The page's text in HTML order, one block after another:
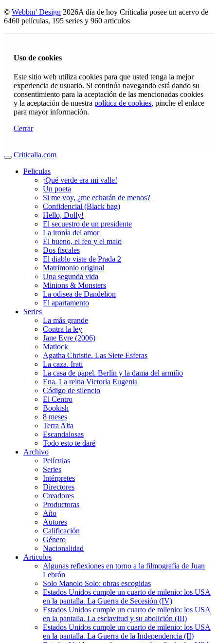
© Webbin' Design 2026A día de hoy Criticalia posee un acervo de
6460 películas, 195 series y 960 articulos
Uso de cookies
Este sitio web utiliza cookies para que usted tenga la mejor
experiencia de usuario. Si continúa navegando está dando su
consentimiento para la aceptación de las mencionadas cookies
y la aceptación de nuestra política de cookies, pinche el enlace
para mayor información.
Cerrar
Criticalia.com
Peliculas
¡Qué verde era mi valle!
Un poeta
Si me voy, ¿me echarán de menos?
Confidencial (Black bag)
Hello, Dolly!
El secuestro de un presidente
La ironía del amor
El bueno, el feo y el malo
Dos fiscales
El diablo viste de Prada 2
Matrimonio original
Una segunda vida
Minions & Monsters
La odisea de Dandelion
El apartamento
Series
La más grande
Contra la ley
Jane Eyre (2006)
Matlock
Agatha Christie. Las Siete Esferas
La caza. Irati
La casa de papel. Berlín y la dama del armiño
Ena. La reina Victoria Eugenia
Código de silencio
El Centro
Bookish
8 meses
Terra Alta
Escandalosas
Todo esto te daré
Archivo
Películas
Series
Intérpretes
Directores
Creadores
Productoras
Año
Autores
Calificación
Género
Nacionalidad
Articulos
Algunas reflexiones en torno a la filmografía de Juan
Lebrón
Solo Manolo Solo: obras escogidas
Estados Unidos cumple un cuarto de milenio: los USA
en la pantalla. La Guerra de Secesión (IV)
Estados Unidos cumple un cuarto de milenio: los USA
en la pantalla. La esclavitud y su abolición (III)
Estados Unidos cumple un cuarto de milenio: los USA
en la pantalla. La Guerra de la Independencia (II)